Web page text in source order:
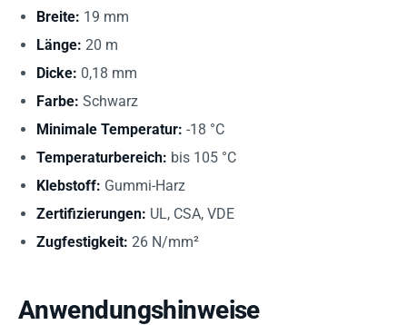
Breite: 19 mm
Länge: 20 m
Dicke: 0,18 mm
Farbe: Schwarz
Minimale Temperatur: -18 °C
Temperaturbereich: bis 105 °C
Klebstoff: Gummi-Harz
Zertifizierungen: UL, CSA, VDE
Zugfestigkeit: 26 N/mm²
Anwendungshinweise